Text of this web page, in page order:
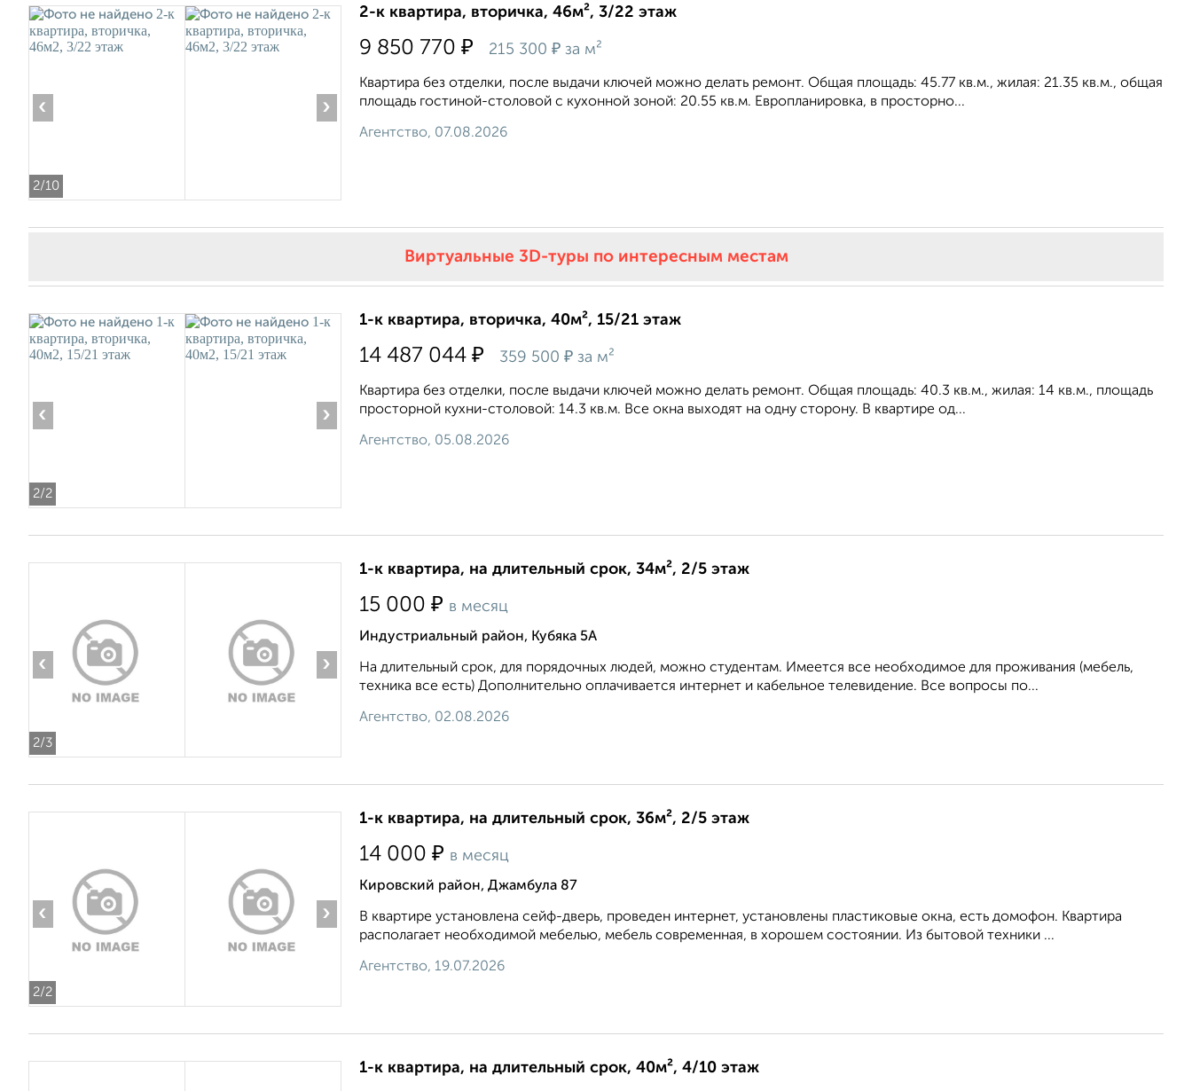
2/10
‹ ›
2-к квартира, вторичка, 46м², 3/22 этаж
9 850 770 ₽ 215 300 ₽ за м²
Квартира без отделки, после выдачи ключей можно делать ремонт. Общая площадь: 45.77 кв.м., жилая: 21.35 кв.м., общая
площадь гостиной-столовой с кухонной зоной: 20.55 кв.м. Европланировка, в просторно...
Агентство, 07.08.2026
Виртуальные 3D-туры по интересным местам
2/2
‹ ›
1-к квартира, вторичка, 40м², 15/21 этаж
14 487 044 ₽ 359 500 ₽ за м²
Квартира без отделки, после выдачи ключей можно делать ремонт. Общая площадь: 40.3 кв.м., жилая: 14 кв.м., площадь
просторной кухни-столовой: 14.3 кв.м. Все окна выходят на одну сторону. В квартире од...
Агентство, 05.08.2026
2/3
‹ ›
1-к квартира, на длительный срок, 34м², 2/5 этаж
15 000 ₽ в месяц
Индустриальный район, Кубяка 5А
На длительный срок, для порядочных людей, можно студентам. Имеется все необходимое для проживания (мебель,
техника все есть) Дополнительно оплачивается интернет и кабельное телевидение. Все вопросы по...
Агентство, 02.08.2026
2/2
‹ ›
1-к квартира, на длительный срок, 36м², 2/5 этаж
14 000 ₽ в месяц
Кировский район, Джамбула 87
В квартире установлена сейф-дверь, проведен интернет, установлены пластиковые окна, есть домофон. Квартира
располагает необходимой мебелью, мебель современная, в хорошем состоянии. Из бытовой техники ...
Агентство, 19.07.2026
1-к квартира, на длительный срок, 40м², 4/10 этаж